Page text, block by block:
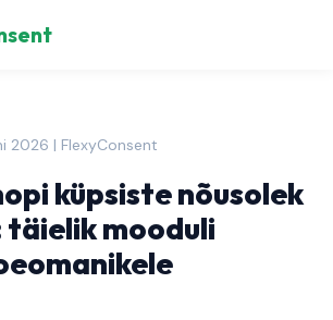
2026 | FlexyConsent
küpsiste nõusolek
täielik mooduli